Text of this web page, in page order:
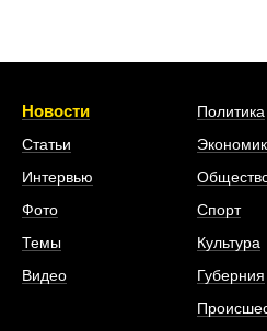
Новости
Статьи
Интервью
Фото
Темы
Видео
Политика
Спорт
Культура
Губерния